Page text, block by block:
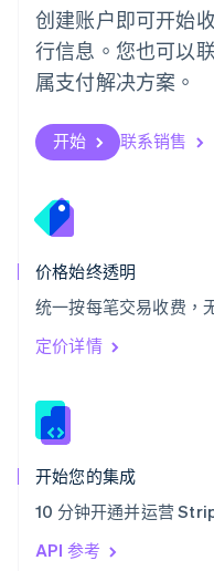
创建账户即可开始
行信息。您也可以
属支付解决方案。
开始 联系销售
价格始终透明
统一按每笔交易收费，
定价详情
开始您的集成
10 分钟开通并运营
API 参考
SvenskaEnglish
瑞士
DeutschFrançais
塞浦路斯
斯洛伐克
English
English
泰国
ไทย
希腊
English
西班牙
Español
新加坡
新西兰
匈牙利
English
ItalianoEnglish
印度
English